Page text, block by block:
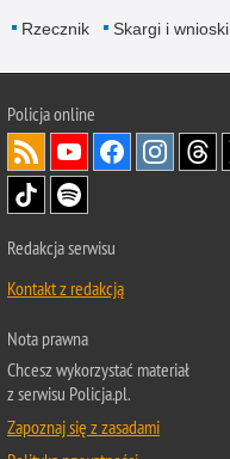
Rzecznik Skargi i wnioski
Policjaonline
Redakcja serwisu
Kontakt z redakcją
Nota prawna
Chcesz wykorzystać materiał
z serwisu Policja.pl.
Zapoznaj się z zasadami